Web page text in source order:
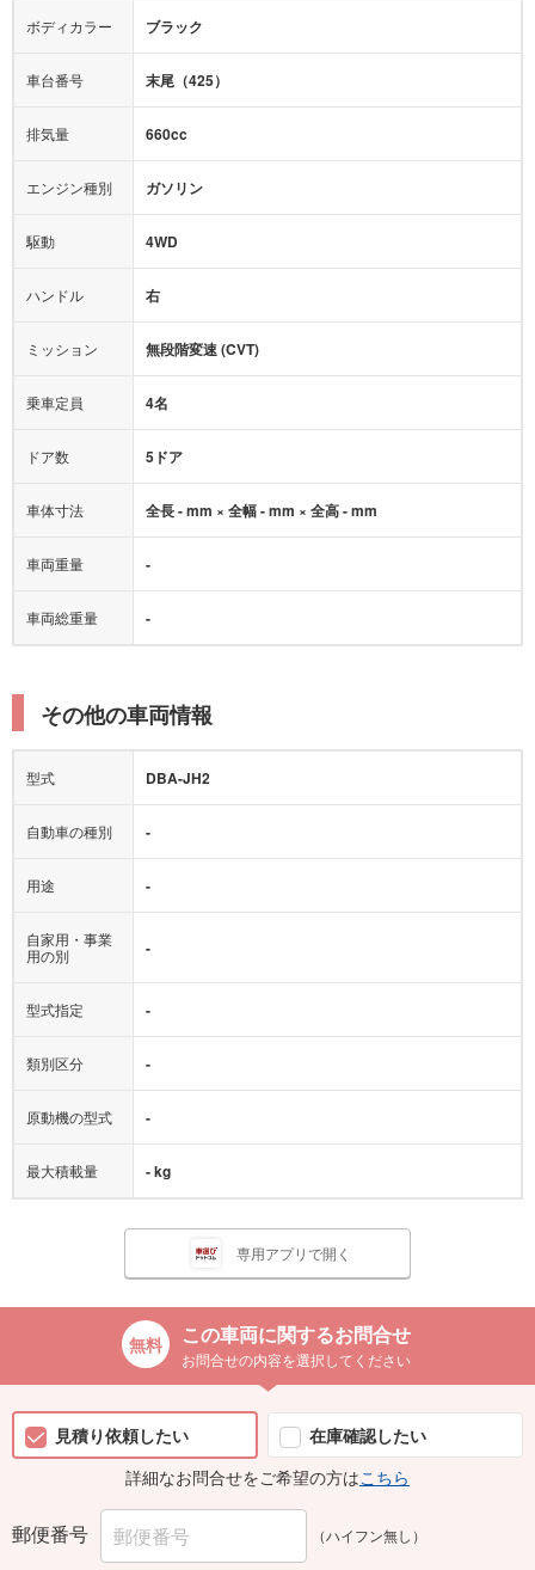
CD
ミュージックプレイヤー接続可
後席モニター
エアバッグ：
ダブルエアバッグ
衝撃緩和ヘッドレスト
サポカー
アクセル踏み間違い（誤発進）防止装置
アダプティブクルーズコントロール
ヒルディセントコントロール
オートマチックハイビーム
ボディカラー ブラック
車台番号 末尾（425）
排気量 660cc
エンジン種別 ガソリン
駆動 4WD
ハンドル 右
ミッション 無段階変速 (CVT)
乗車定員 4名
ドア数 5ドア
車体寸法 全長 - mm × 全幅 - mm × 全高 - mm
車両重量 -
車両総重量 -
その他の車両情報
型式 DBA-JH2
自動車の種別 -
用途 -
自家用・事業
用の別
-
型式指定 -
類別区分 -
原動機の型式 -
最大積載量 - kg
専用アプリで開く
この車両に関するお問合せ
お問合せの内容を選択してください
見積り依頼したい
在庫確認したい
詳細なお問合せをご希望の方はこちら
郵便番号 （ハイフン無し）